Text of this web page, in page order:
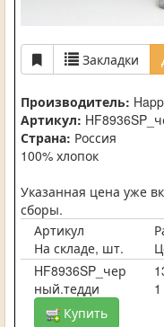
Закладки
Производитель:
Артикул:
Страна: Россия
100% хлопок
Указанная цена уже
сборы.
Артикул
На складе, шт.
HF8936SP_чер
ный.тедди
1
Купить